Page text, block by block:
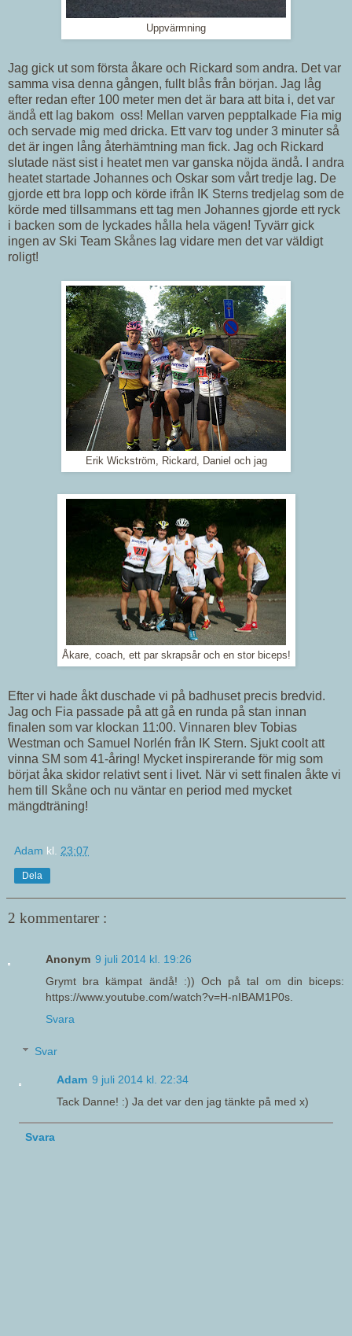
Uppvärmning
Jag gick ut som första åkare och Rickard som andra. Det var
samma visa denna gången, fullt blås från början. Jag låg
efter redan efter 100 meter men det är bara att bita i, det var
ändå ett lag bakom oss! Mellan varven pepptalkade Fia mig
och servade mig med dricka. Ett varv tog under 3 minuter så
det är ingen lång återhämtning man fick. Jag och Rickard
slutade näst sist i heatet men var ganska nöjda ändå. I andra
heatet startade Johannes och Oskar som vårt tredje lag. De
gjorde ett bra lopp och körde ifrån IK Sterns tredjelag som de
körde med tillsammans ett tag men Johannes gjorde ett ryck
i backen som de lyckades hålla hela vägen! Tyvärr gick
ingen av Ski Team Skånes lag vidare men det var väldigt
roligt!
Erik Wickström, Rickard, Daniel och jag
Åkare, coach, ett par skrapsår och en stor biceps!
Efter vi hade åkt duschade vi på badhuset precis bredvid.
Jag och Fia passade på att gå en runda på stan innan
finalen som var klockan 11:00. Vinnaren blev Tobias
Westman och Samuel Norlén från IK Stern. Sjukt coolt att
vinna SM som 41-åring! Mycket inspirerande för mig som
börjat åka skidor relativt sent i livet. När vi sett finalen åkte vi
hem till Skåne och nu väntar en period med mycket
mängdträning!
Adam kl. 23:07
Dela
2 kommentarer :
Anonym 9 juli 2014 kl. 19:26
Grymt bra kämpat ändå! :)) Och på tal om din biceps:
https://www.youtube.com/watch?v=H-nIBAM1P0s.
Svara
Svar
Adam 9 juli 2014 kl. 22:34
Tack Danne! :) Ja det var den jag tänkte på med x)
Svara